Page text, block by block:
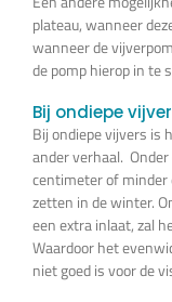
plateau, wanneer
wanneer de
de pomp hierop in te
Bij ondiepe
Bij ondiepe vijvers is
ander verhaal.
centimeter of minder
zetten in de winter.
een extra inlaat, zal
Waardoor het
niet goed is voor de